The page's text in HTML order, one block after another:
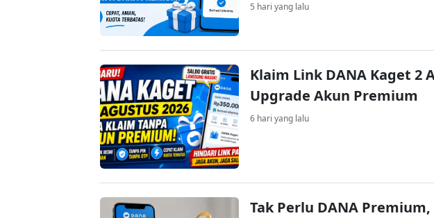
5 hari yang lalu
Klaim Link DANA Kaget 2
Upgrade Akun Premium
6 hari yang lalu
Tak Perlu DANA